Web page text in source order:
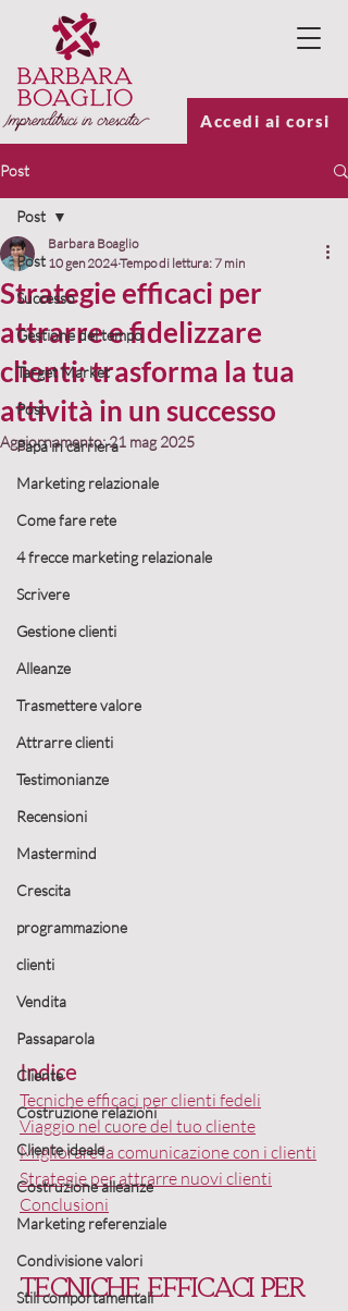
Accedi ai corsi
Post
Post
Successo
Gestione del tempo
Target Market
Post
Papà in carriera
Marketing relazionale
Come fare rete
4 frecce marketing relazionale
Scrivere
Gestione clienti
Alleanze
Trasmettere valore
Attrarre clienti
Testimonianze
Recensioni
Mastermind
Crescita
programmazione
clienti
Vendita
Passaparola
Cliente
Costruzione relazioni
Cliente ideale
Costruzione alleanze
Marketing referenziale
Condivisione valori
Stili comportamentali
Post
Strategie efficaci per
attrarre e fidelizzare
clienti: trasforma la tua
attività in un successo
Barbara Boaglio
10 gen 2024Tempo di lettura: 7 min
Aggiornamento:21 mag 2025
Indice
Tecniche efficaci per clienti fedeli
Viaggio nel cuore del tuo cliente
Migliorare la comunicazione con i clienti
Strategie per attrarre nuovi clienti
Conclusioni
Tecniche efficaci per